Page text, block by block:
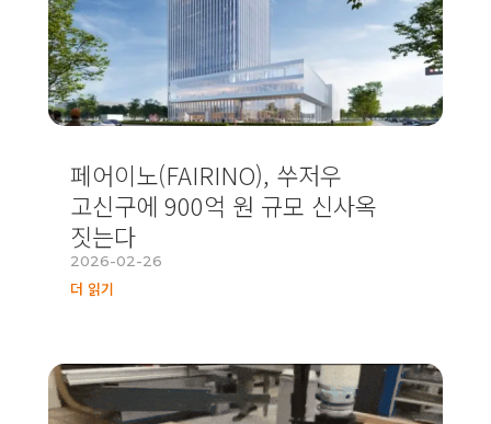
페어이노(FAIRINO), 쑤저우
고신구에 900억 원 규모 신사옥
짓는다
2026-02-26
더 읽기